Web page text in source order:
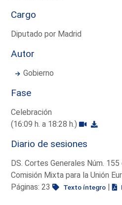
Cargo
Diputado por Madrid
Autor
Gobierno
Fase
Celebración
(16:09 h. a 18:28 h.)
Diario de sesiones
DS. Cortes Generales Núm.
Comisión Mixta para la Unión
Páginas: 23
Texto íntegro |